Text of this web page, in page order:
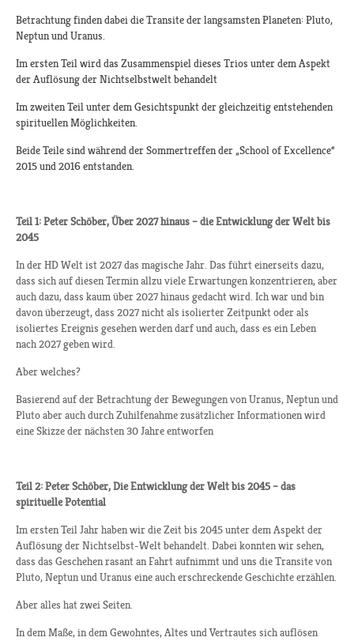
Betrachtung finden dabei die Transite der langsamsten Planeten: Pluto,
Neptun und Uranus.
Im ersten Teil wird das Zusammenspiel dieses Trios unter dem Aspekt
der Auflösung der Nichtselbstwelt behandelt
Im zweiten Teil unter dem Gesichtspunkt der gleichzeitig entstehenden
spirituellen Möglichkeiten.
Beide Teile sind während der Sommertreffen der „School of Excellence“
2015 und 2016 entstanden.
Teil 1: Peter Schöber, Über 2027 hinaus – die Entwicklung der Welt bis
2045
In der HD Welt ist 2027 das magische Jahr. Das führt einerseits dazu,
dass sich auf diesen Termin allzu viele Erwartungen konzentrieren, aber
auch dazu, dass kaum über 2027 hinaus gedacht wird. Ich war und bin
davon überzeugt, dass 2027 nicht als isolierter Zeitpunkt oder als
isoliertes Ereignis gesehen werden darf und auch, dass es ein Leben
nach 2027 geben wird.
Aber welches?
Basierend auf der Betrachtung der Bewegungen von Uranus, Neptun und
Pluto aber auch durch Zuhilfenahme zusätzlicher Informationen wird
eine Skizze der nächsten 30 Jahre entworfen
Teil 2: Peter Schöber, Die Entwicklung der Welt bis 2045 – das
spirituelle Potential
Im ersten Teil Jahr haben wir die Zeit bis 2045 unter dem Aspekt der
Auflösung der Nichtselbst-Welt behandelt. Dabei konnten wir sehen,
dass das Geschehen rasant an Fahrt aufnimmt und uns die Transite von
Pluto, Neptun und Uranus eine auch erschreckende Geschichte erzählen.
Aber alles hat zwei Seiten.
In dem Maße, in dem Gewohntes, Altes und Vertrautes sich auflösen